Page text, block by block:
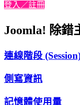
登入／註冊
Joomla! 除錯
連線階段
側寫資訊
記憶體使用量